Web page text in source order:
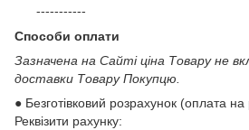
-----------
Способи оплати
Зазначена на Сайті ціна Товару не
доставки Товару Покупцю.
● Безготівковий розрахунок (оплата на
Реквізити рахунку: